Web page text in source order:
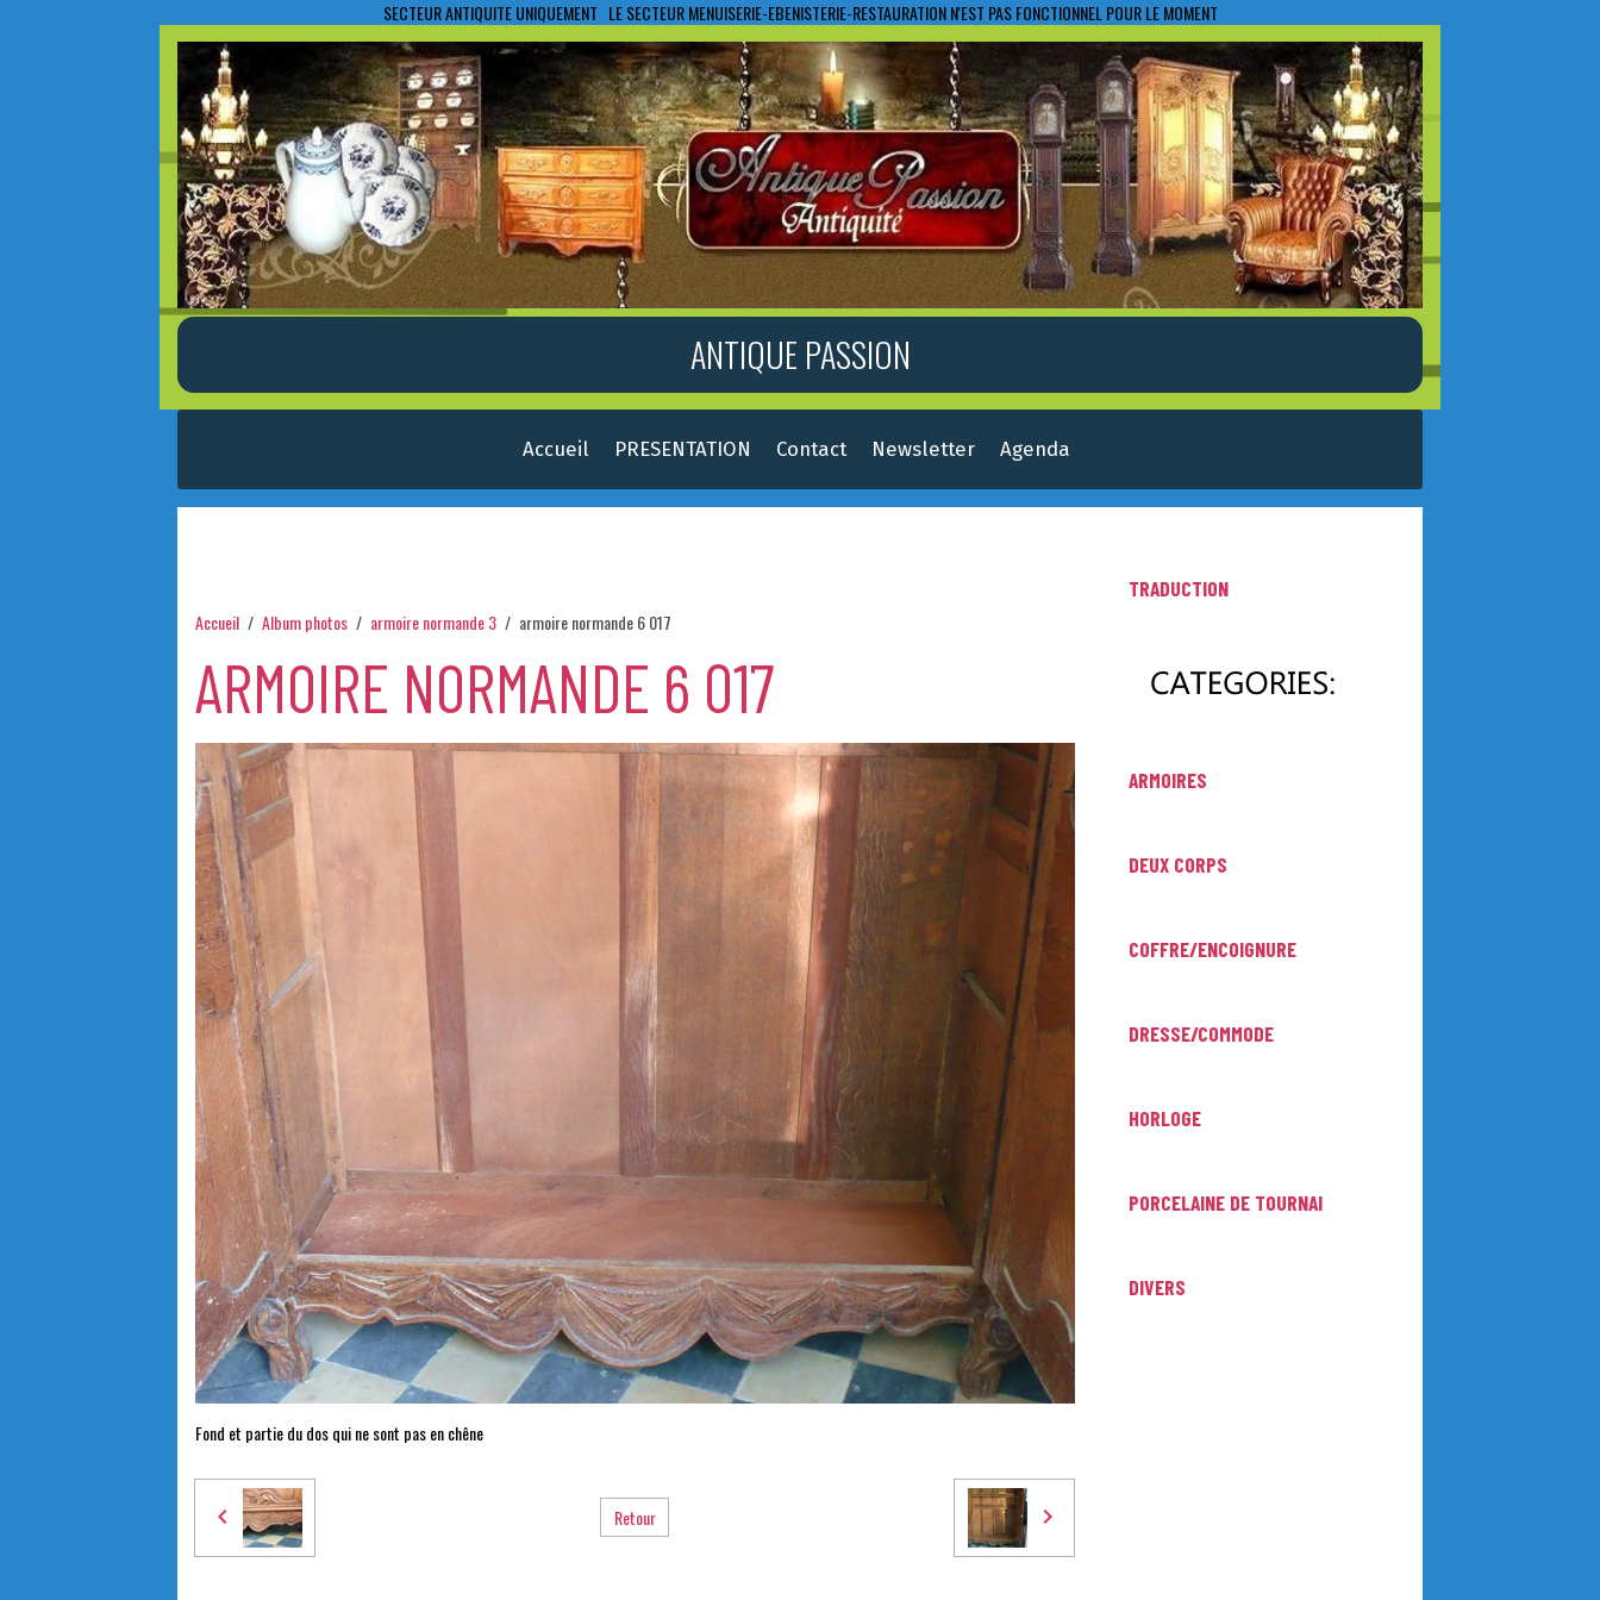
SECTEUR ANTIQUITE UNIQUEMENT LE SECTEUR MENUISERIE-EBENISTERIE-RESTAURATION N'EST PAS FONCTIONNEL POUR LE MOMENT
ANTIQUE PASSION
Accueil PRESENTATION Contact Newsletter Agenda
Accueil Album photos armoire normande 3 armoire normande 6 017
ARMOIRE NORMANDE 6 017
Fond et partie du dos qui ne sont pas en chêne
Retour
TRADUCTION
ARMOIRES
DEUX CORPS
COFFRE/ENCOIGNURE
DRESSE/COMMODE
HORLOGE
PORCELAINE DE TOURNAI
DIVERS